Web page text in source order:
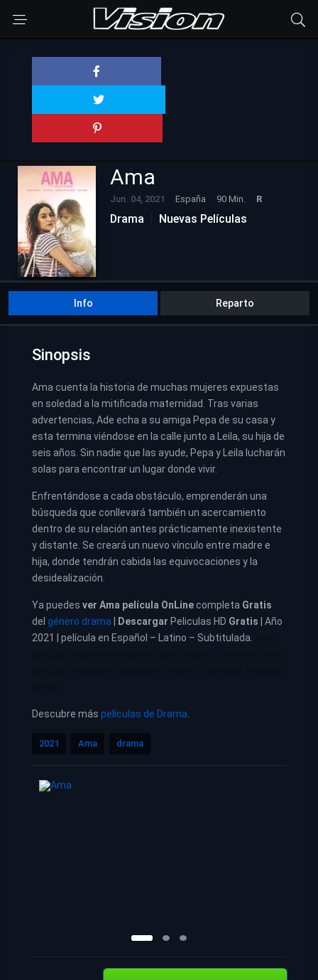
Ama
Jun. 04, 2021 España 90 Min. R
Drama Nuevas Películas
Info Reparto
Sinopsis
Ama cuenta la historia de muchas mujeres expuestas
en soledad a la mitificada maternidad. Tras varias
advertencias, Ade echa a su amiga Pepa de su casa y
esta termina viéndose en la calle junto a Leila, su hija de
seis años. Sin nadie que las ayude, Pepa y Leila lucharán
solas para encontrar un lugar donde vivir.
Enfrentándose a cada obstáculo, emprenderán una
búsqueda que conllevará también un acercamiento
dentro de su relación antes prácticamente inexistente
y distante. Se creará un nuevo vínculo entre madre e
hija, donde tendrán cabida las equivocaciones y la
desidealización.
Ya puedes ver Ama película OnLinecompleta Gratis
del género drama | Descargar Peliculas HD Gratis | Año
2021 | película en Español – Latino – Subtitulada.
Descubre más películas de Drama
2021 Ama drama